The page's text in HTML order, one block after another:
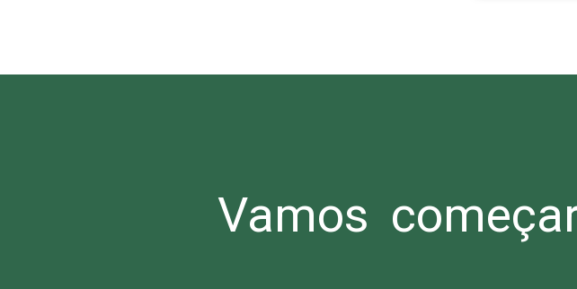
Vamos